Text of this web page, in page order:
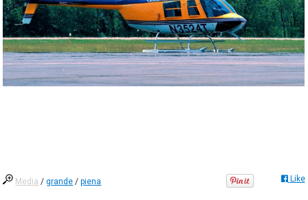
Media /grande /piena Like